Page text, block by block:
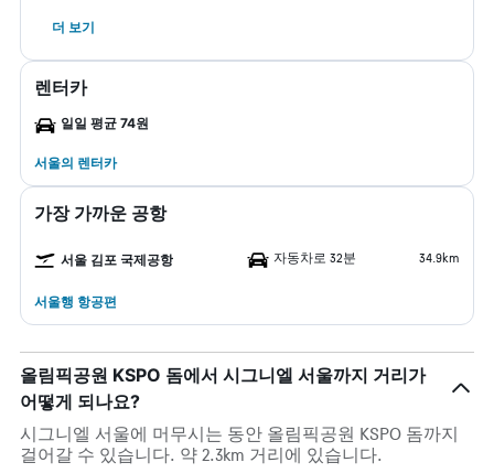
더 보기
렌터카
일일 평균 74원
서울​의 렌터카
가장 가까운 공항
서울 김포 국제공항 자동차로 32분 34.9km
서울행 항공편
올림픽공원 KSPO 돔에서 시그니엘 서울까지 거리가
어떻게 되나요?
시그니엘 서울에 머무시는 동안 올림픽공원 KSPO 돔까지
걸어갈 수 있습니다. 약 2.3km 거리에 있습니다.